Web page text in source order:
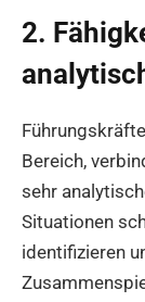
2.
Bereich,
sehr
Situationen
identifizieren